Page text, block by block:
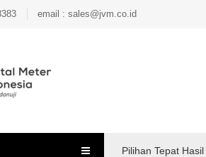
email : sales@jvm.co.id
Pilihan Tepat